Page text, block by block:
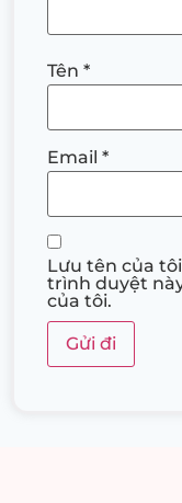
Tên *
Email *
Lưu tên của
trình duyệt
của tôi.